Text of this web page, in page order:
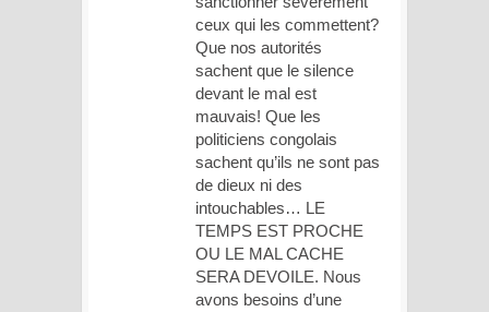
ceux qui les commettent?
Que nos autorités
sachent que le silence
devant le mal est
mauvais! Que les
politiciens congolais
sachent qu’ils ne sont pas
de dieux ni des
intouchables… LE
TEMPS EST PROCHE
OU LE MAL CACHE
SERA DEVOILE. Nous
avons besoins d’une